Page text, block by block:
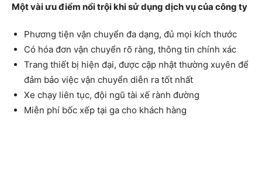
Một vài ưu điểm nổi trội khi sử dụng dịch vụ của công ty
Phương tiện vận chuyển đa dạng, đủ mọi kích thước
Có hóa đơn vận chuyển rõ ràng, thông tin chính xác
Trang thiết bị hiện đại, được cập nhật thường xuyên để
đảm bảo việc vận chuyển diễn ra tốt nhất
Xe chạy liên tục, đội ngũ tài xế rành đường
Miễn phí bốc xếp tại ga cho khách hàng